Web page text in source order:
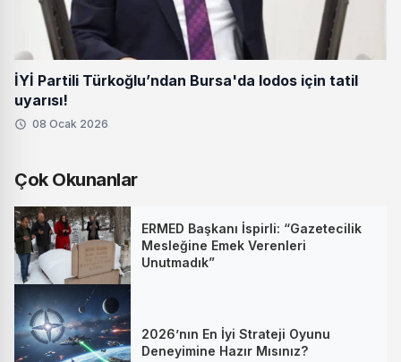
İYİ Partili Türkoğlu’ndan Bursa'da lodos için tatil
uyarısı!
08 Ocak 2026
Çok Okunanlar
ERMED Başkanı İspirli: “Gazetecilik
Mesleğine Emek Verenleri
Unutmadık”
2026’nın En İyi Strateji Oyunu
Deneyimine Hazır Mısınız?